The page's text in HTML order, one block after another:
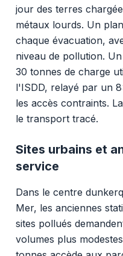
jour des terres
métaux lourds. Un
chaque évacuation,
niveau de pollution.
30 tonnes de charge
l'ISDD, relayé par un
les accès contraints.
le transport tracé.
Sites urbains et
service
Dans le centre
Mer, les anciennes
sites pollués
volumes plus